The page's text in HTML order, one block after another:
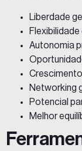
Liberdade
Autonomia
Networking
Potencial
Melhor